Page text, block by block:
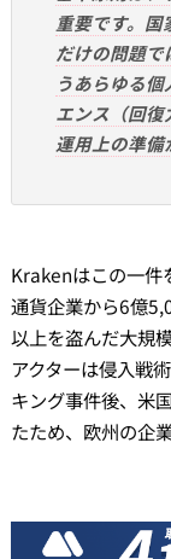
重要です。
だけの問題
うあらゆる
エンス（回
運用上の準備
Krakenはこの一件
通貨企業から6億
以上を盗んだ大規
アクターは侵入戦
キング事件後、米
たため、欧州の企